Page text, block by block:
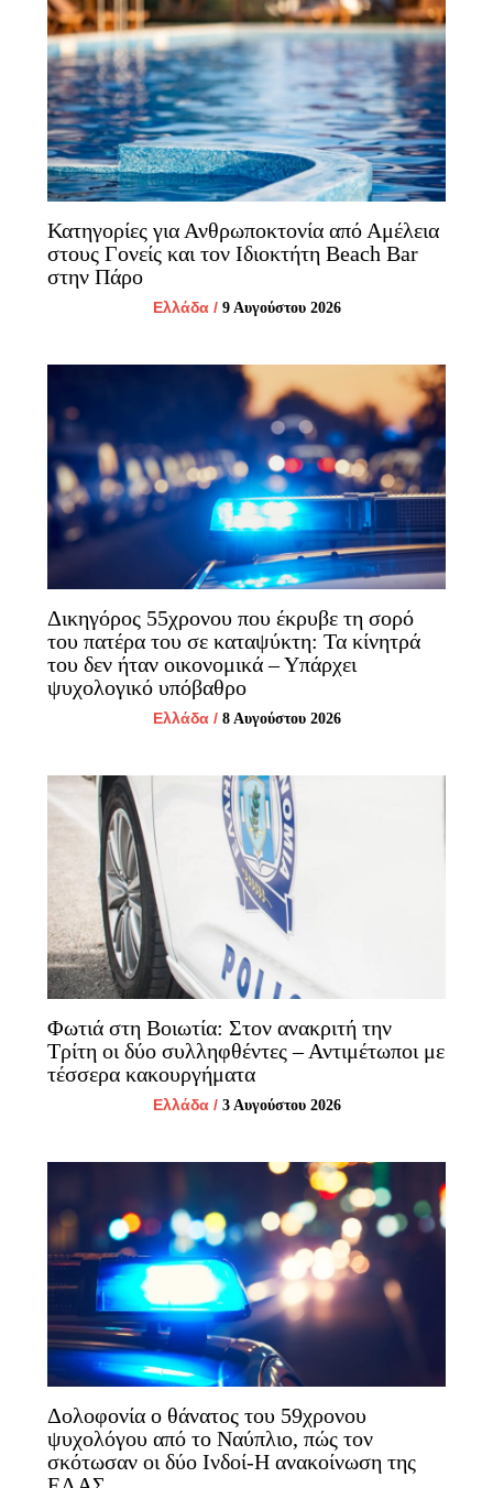
Κατηγορίες για Ανθρωποκτονία από Αμέλεια
στους Γονείς και τον Ιδιοκτήτη Beach Bar
στην Πάρο
Ελλάδα/ 9 Αυγούστου 2026
Δικηγόρος 55χρονου που έκρυβε τη σορό
του πατέρα του σε καταψύκτη: Τα κίνητρά
του δεν ήταν οικονομικά – Υπάρχει
ψυχολογικό υπόβαθρο
Ελλάδα/ 8 Αυγούστου 2026
Φωτιά στη Βοιωτία: Στον ανακριτή την
Τρίτη οι δύο συλληφθέντες – Αντιμέτωποι με
τέσσερα κακουργήματα
Ελλάδα/ 3 Αυγούστου 2026
Δολοφονία ο θάνατος του 59χρονου
ψυχολόγου από το Ναύπλιο, πώς τον
σκότωσαν οι δύο Ινδοί-Η ανακοίνωση της